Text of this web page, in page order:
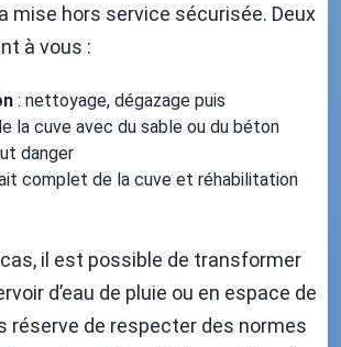
mise hors service sécurisée. Deux
à vous :
: nettoyage, dégazage puis
la cuve avec du sable ou du béton
danger
complet de la cuve et réhabilitation
il est possible de transformer
d’eau de pluie ou en espace de
réserve de respecter des normes